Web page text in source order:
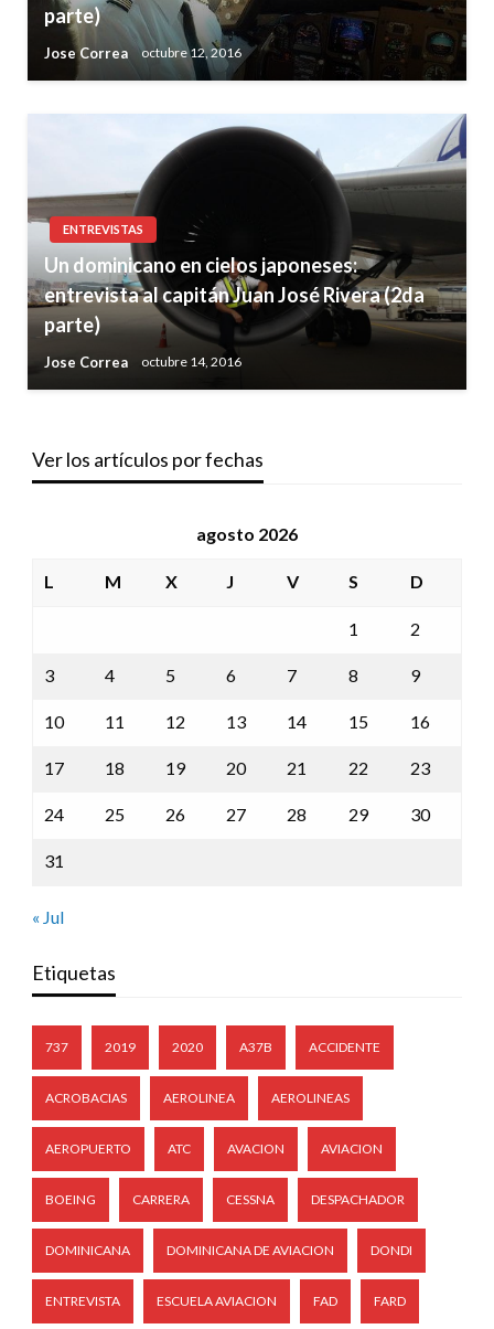
parte)
Jose Correa octubre 12, 2016
ENTREVISTAS
Un dominicano en cielos japoneses:
entrevista al capitán Juan José Rivera (2da
parte)
Jose Correa octubre 14, 2016
Ver los artículos por fechas
agosto 2026
L M X J V S D
1 2
3 4 5 6 7 8 9
10 11 12 13 14 15 16
17 18 19 20 21 22 23
24 25 26 27 28 29 30
31
« Jul
Etiquetas
737 2019 2020 A37B ACCIDENTE
ACROBACIAS AEROLINEA AEROLINEAS
AEROPUERTO ATC AVACION AVIACION
BOEING CARRERA CESSNA DESPACHADOR
DOMINICANA DOMINICANA DE AVIACION DONDI
ENTREVISTA ESCUELA AVIACION FAD FARD